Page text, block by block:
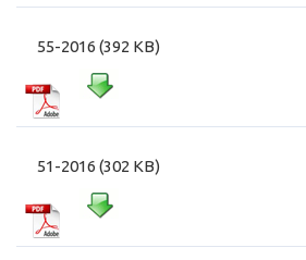
55-2016 (392 KB)
51-2016 (302 KB)